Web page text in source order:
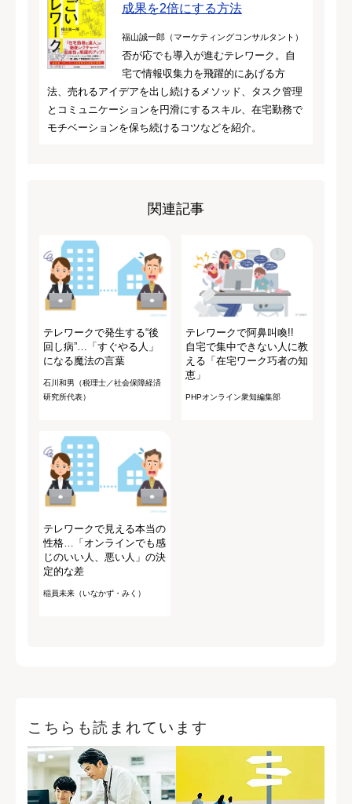
成果を2倍にする方法
福山誠一郎（マーケティングコンサルタント）
否が応でも導入が進むテレワーク。自
宅で情報収集力を飛躍的にあげる方
法、売れるアイデアを出し続けるメソッド、タスク管理
とコミュニケーションを円滑にするスキル、在宅勤務で
モチベーションを保ち続けるコツなどを紹介。
関連記事
テレワークで発生する“後
回し病”…「すぐやる人」
になる魔法の言葉
石川和男（税理士／社会保障経済
研究所代表）
テレワークで阿鼻叫喚!!
自宅で集中できない人に教
える「在宅ワーク巧者の知
恵」
PHPオンライン衆知編集部
テレワークで見える本当の
性格…「オンラインでも感
じのいい人、悪い人」の決
定的な差
稲員未来（いなかず・みく）
こちらも読まれています